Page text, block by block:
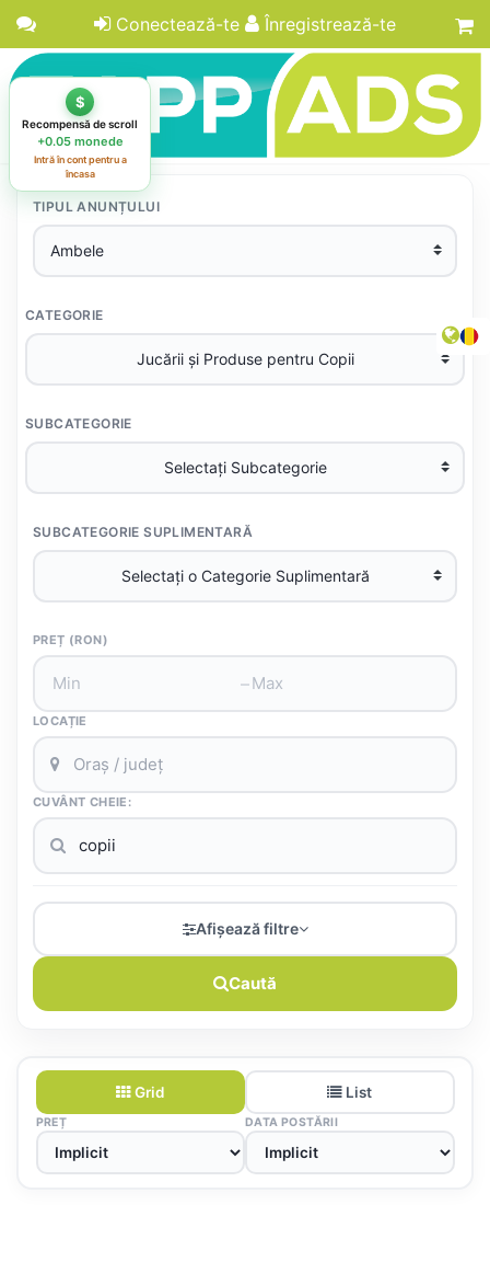
Conectează-te Înregistrează-te
TIPUL ANUNȚULUI
CATEGORIE
SUBCATEGORIE
SUBCATEGORIE SUPLIMENTARĂ
PREȚ (RON)
–
LOCAȚIE
CUVÂNT CHEIE:
Afișează filtre
Caută
Grid List
PREȚ DATA POSTĂRII